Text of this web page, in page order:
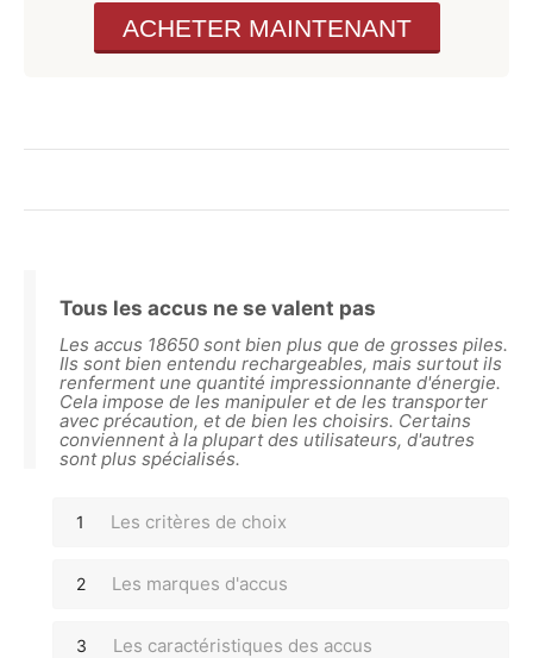
ACHETER MAINTENANT
Tous les accus ne se valent pas
Les accus 18650 sont bien plus que de grosses piles.
Ils sont bien entendu rechargeables, mais surtout ils
renferment une quantité impressionnante d'énergie.
Cela impose de les manipuler et de les transporter
avec précaution, et de bien les choisirs. Certains
conviennent à la plupart des utilisateurs, d'autres
sont plus spécialisés.
Les critères de choix
Les marques d'accus
Les caractéristiques des accus